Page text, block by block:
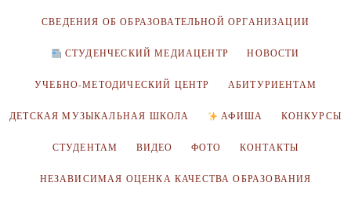
СВЕДЕНИЯ ОБ ОБРАЗОВАТЕЛЬНОЙ ОРГАНИЗАЦИИ
СТУДЕНЧЕСКИЙ МЕДИАЦЕНТР НОВОСТИ
УЧЕБНО-МЕТОДИЧЕСКИЙ ЦЕНТР АБИТУРИЕНТАМ
ДЕТСКАЯ МУЗЫКАЛЬНАЯ ШКОЛА АФИША КОНКУРСЫ
СТУДЕНТАМ ВИДЕО ФОТО КОНТАКТЫ
НЕЗАВИСИМАЯ ОЦЕНКА КАЧЕСТВА ОБРАЗОВАНИЯ